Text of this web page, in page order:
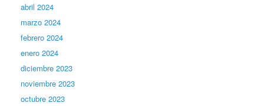
abril 2024
marzo 2024
febrero 2024
enero 2024
diciembre 2023
noviembre 2023
octubre 2023